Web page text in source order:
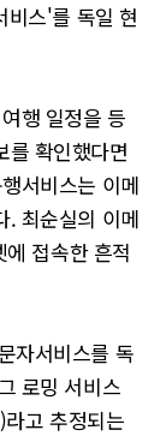
비스'를 독일 현
행 일정을 등
를 확인했다면
서비스는 이메
. 최순실의 이메
접속한 흔적
자서비스를 독
로밍 서비스
고 추정되는